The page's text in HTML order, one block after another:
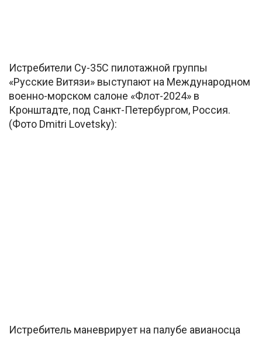
Истребители Су-35С пилотажной группы
«Русские Витязи» выступают на Международном
военно-морском салоне «Флот-2024» в
Кронштадте, под Санкт-Петербургом, Россия.
(Фото Dmitri Lovetsky):
Истребитель маневрирует на палубе авианосца